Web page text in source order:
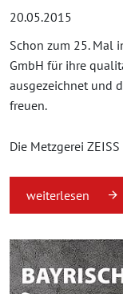
20.05.2015
Schon zum 25. Mal
GmbH für ihre
ausgezeichnet und
freuen.
Die Metzgerei
weiterlesen